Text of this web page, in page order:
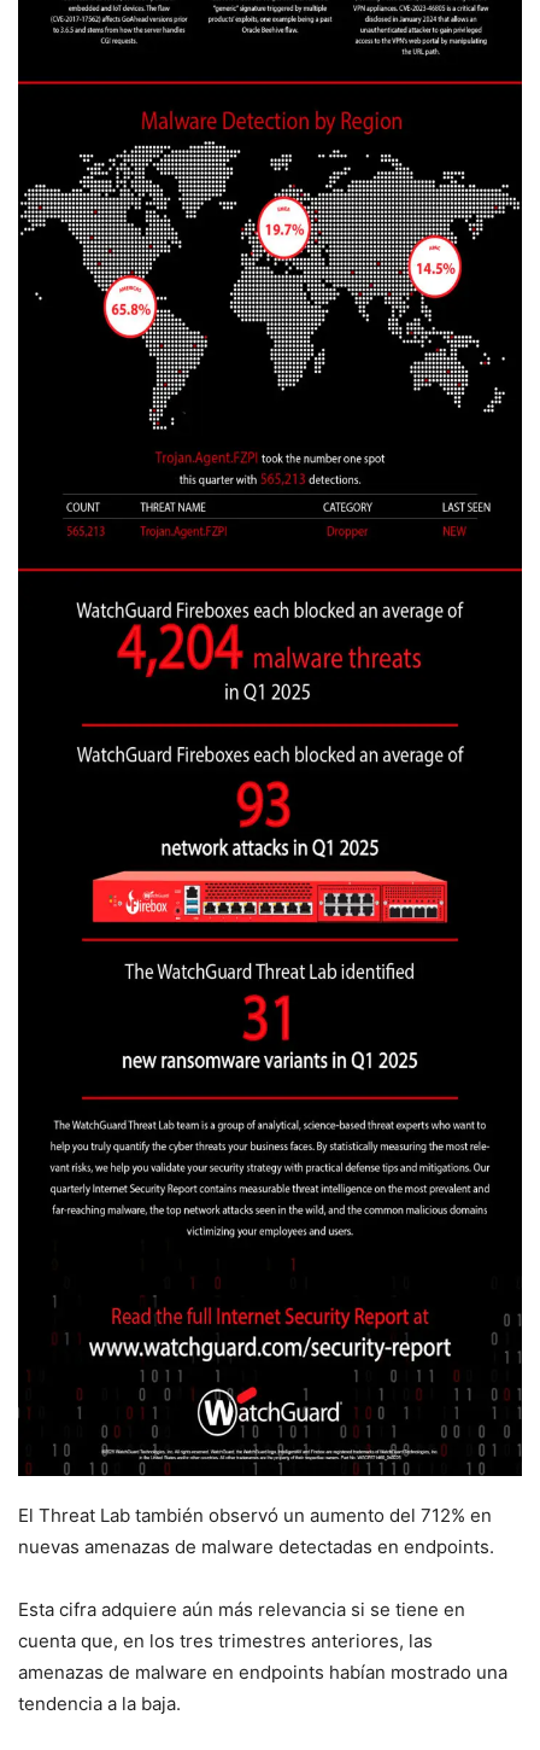
El Threat Lab también observó un aumento del 712% en
nuevas amenazas de malware detectadas en endpoints.
Esta cifra adquiere aún más relevancia si se tiene en
cuenta que, en los tres trimestres anteriores, las
amenazas de malware en endpoints habían mostrado una
tendencia a la baja.